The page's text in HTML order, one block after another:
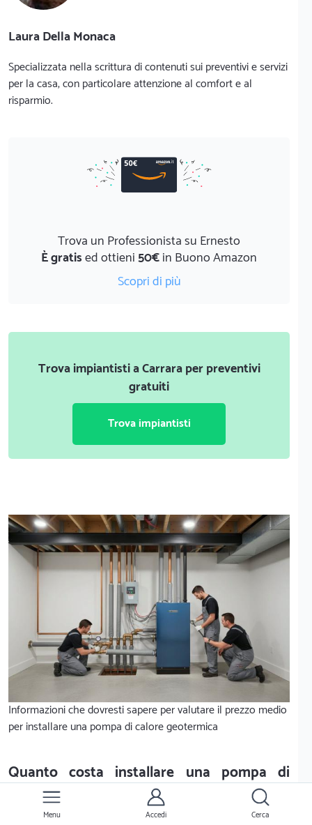
Laura Della Monaca
Specializzata nella scrittura di contenuti sui preventivi e servizi
per la casa, con particolare attenzione al comfort e al
risparmio.
Trova un Professionista su Ernesto
È gratised ottieni50€in Buono Amazon
Scopri di più
Trova impiantisti a Carrara per preventivi
gratuiti
Trova impiantisti
Informazioni che dovresti sapere per valutare il prezzo medio
per installare una pompa di calore geotermica
Quanto costa installare una pompa di
calore geotermica a Carrara
Menu Accedi Cerca